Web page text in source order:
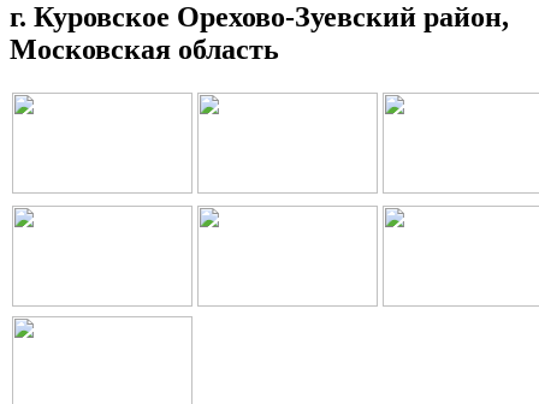
г. Куровское Орехово-Зуевский район,
Московская область